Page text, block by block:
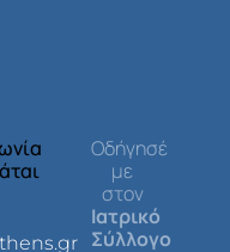
Οδήγησέ
με
στον
Ιατρικό
Σύλλογο